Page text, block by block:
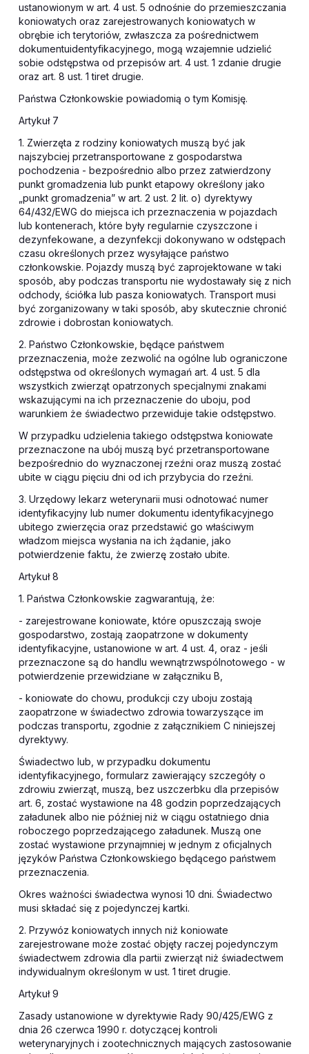
ustanowionym w art. 4 ust. 5 odnośnie do przemieszczania
koniowatych oraz zarejestrowanych koniowatych w
obrębie ich terytoriów, zwłaszcza za pośrednictwem
dokumentuidentyfikacyjnego, mogą wzajemnie udzielić
sobie odstępstwa od przepisów art. 4 ust. 1 zdanie drugie
oraz art. 8 ust. 1 tiret drugie.
Państwa Członkowskie powiadomią o tym Komisję.
Artykuł 7
1. Zwierzęta z rodziny koniowatych muszą być jak
najszybciej przetransportowane z gospodarstwa
pochodzenia - bezpośrednio albo przez zatwierdzony
punkt gromadzenia lub punkt etapowy określony jako
„punkt gromadzenia” w art. 2 ust. 2 lit. o) dyrektywy
64/432/EWG do miejsca ich przeznaczenia w pojazdach
lub kontenerach, które były regularnie czyszczone i
dezynfekowane, a dezynfekcji dokonywano w odstępach
czasu określonych przez wysyłające państwo
członkowskie. Pojazdy muszą być zaprojektowane w taki
sposób, aby podczas transportu nie wydostawały się z nich
odchody, ściółka lub pasza koniowatych. Transport musi
być zorganizowany w taki sposób, aby skutecznie chronić
zdrowie i dobrostan koniowatych.
2. Państwo Członkowskie, będące państwem
przeznaczenia, może zezwolić na ogólne lub ograniczone
odstępstwa od określonych wymagań art. 4 ust. 5 dla
wszystkich zwierząt opatrzonych specjalnymi znakami
wskazującymi na ich przeznaczenie do uboju, pod
warunkiem że świadectwo przewiduje takie odstępstwo.
W przypadku udzielenia takiego odstępstwa koniowate
przeznaczone na ubój muszą być przetransportowane
bezpośrednio do wyznaczonej rzeźni oraz muszą zostać
ubite w ciągu pięciu dni od ich przybycia do rzeźni.
3. Urzędowy lekarz weterynarii musi odnotować numer
identyfikacyjny lub numer dokumentu identyfikacyjnego
ubitego zwierzęcia oraz przedstawić go właściwym
władzom miejsca wysłania na ich żądanie, jako
potwierdzenie faktu, że zwierzę zostało ubite.
Artykuł 8
1. Państwa Członkowskie zagwarantują, że:
- zarejestrowane koniowate, które opuszczają swoje
gospodarstwo, zostają zaopatrzone w dokumenty
identyfikacyjne, ustanowione w art. 4 ust. 4, oraz - jeśli
przeznaczone są do handlu wewnątrzwspólnotowego - w
potwierdzenie przewidziane w załączniku B,
- koniowate do chowu, produkcji czy uboju zostają
zaopatrzone w świadectwo zdrowia towarzyszące im
podczas transportu, zgodnie z załącznikiem C niniejszej
dyrektywy.
Świadectwo lub, w przypadku dokumentu
identyfikacyjnego, formularz zawierający szczegóły o
zdrowiu zwierząt, muszą, bez uszczerbku dla przepisów
art. 6, zostać wystawione na 48 godzin poprzedzających
załadunek albo nie później niż w ciągu ostatniego dnia
roboczego poprzedzającego załadunek. Muszą one
zostać wystawione przynajmniej w jednym z oficjalnych
języków Państwa Członkowskiego będącego państwem
przeznaczenia.
Okres ważności świadectwa wynosi 10 dni. Świadectwo
musi składać się z pojedynczej kartki.
2. Przywóz koniowatych innych niż koniowate
zarejestrowane może zostać objęty raczej pojedynczym
świadectwem zdrowia dla partii zwierząt niż świadectwem
indywidualnym określonym w ust. 1 tiret drugie.
Artykuł 9
Zasady ustanowione w dyrektywie Rady 90/425/EWG z
dnia 26 czerwca 1990 r. dotyczącej kontroli
weterynaryjnych i zootechnicznych mających zastosowanie